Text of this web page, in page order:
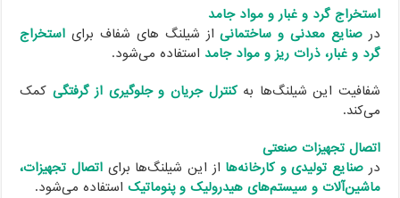
استخراج گرد و غبار و مواد جامد
درصنایع معدنی و ساختمانیاز شیلنگ های شفاف برایاستخراج
گرد و غبار، ذرات ریز و مواد جامداستفاده می‌شود.
شفافیت این شیلنگ‌ها بهکنترل جریان و جلوگیری از گرفتگیکمک
می‌کند.
اتصال تجهیزات صنعتی
درصنایع تولیدی و کارخانه‌هااز این شیلنگ‌ها برایاتصال تجهیزات،
ماشین‌آلات و سیستم‌های هیدرولیک و پنوماتیکاستفاده می‌شود.